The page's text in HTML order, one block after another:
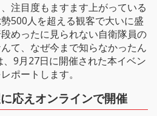
注目度もますます上がっている
500人を超える観客で大いに盛
めったに見られない自衛隊員の
て、なぜ今まで知らなかったん
9月27日に開催された本イベン
ポートします。
応えオンラインで開催